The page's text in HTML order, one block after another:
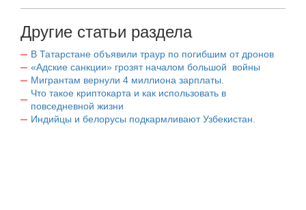
Другие статьи раздела
В Татарстане объявили траур по погибшим от дронов
«Адские санкции» грозят началом большой войны
Мигрантам вернули 4 миллиона зарплаты.
Что такое криптокарта и как использовать в
повседневной жизни
Индийцы и белорусы подкармливают Узбекистан.